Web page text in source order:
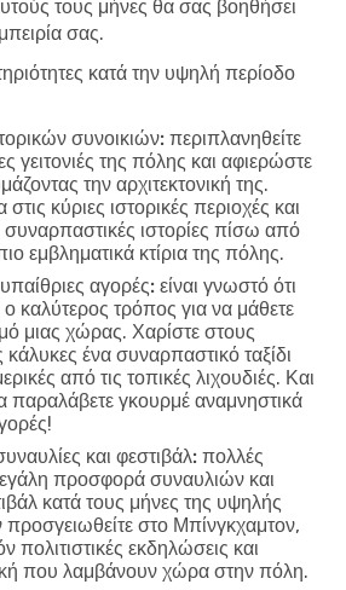
τους μήνες θα σας βοηθήσει
σας.
κατά την υψηλή περίοδο
συνοικιών: περιπλανηθείτε
γειτονιές της πόλης και αφιερώστε
την αρχιτεκτονική της.
κύριες ιστορικές περιοχές και
συναρπαστικές ιστορίες πίσω από
εμβληματικά κτίρια της πόλης.
αγορές: είναι γνωστό ότι
ο καλύτερος τρόπος για να μάθετε
μιας χώρας. Χαρίστε στους
ένα συναρπαστικό ταξίδι
από τις τοπικές λιχουδιές. Και
παραλάβετε γκουρμέ αναμνηστικά
και φεστιβάλ: πολλές
προσφορά συναυλιών και
κατά τους μήνες της υψηλής
στο Μπίνγκχαμτον,
πολιτιστικές εκδηλώσεις και
που λαμβάνουν χώρα στην πόλη.